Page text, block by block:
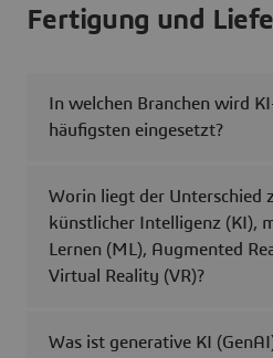
Fertigung und
In welchen Branchen wird
häufigsten eingesetzt?
Worin liegt der Unterschied
künstlicher Intelligenz (KI),
Lernen (ML), Augmented
Virtual Reality (VR)?
Was ist generative KI